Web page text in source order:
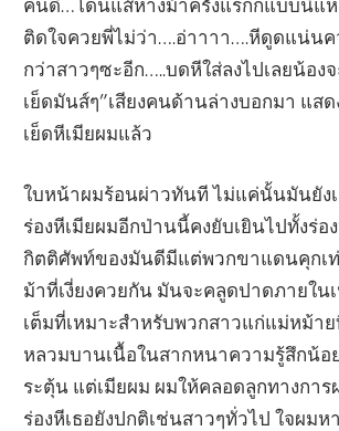
คนดี…โดนแส้หางม้าครั้งแรกก็แบบนี้แห
ติดใจควยพี่ไม่ว่า….อ่าาาา….หีดูดแน่นค
กว่าสาวๆซะอีก…..บดหีใส่ลงไปเลยน้อง
เย็ดมันส์ๆ”เสียงคนด้านล่างบอกมา แส
เย็ดหีเมียผมแล้ว
ใบหน้าผมร้อนผ่าวทันที ไม่แค่นั้นมันยัง
ร่องหีเมียผมอีกป่านนี้คงยับเยินไปทั้งร่อ
กิตติศัพท์ของมันดีมีแต่พวกขาแดนคุกเ
ม้าที่เงี่ยงควยกัน มันจะคลูดปาดภายใน
เต็มที่เหมาะสำหรับพวกสาวแก่แม่หม้า
หลวมบานเนื้อในสากหนาความรู้สึกน้อ
ระตุ้น แต่เมียผม ผมให้คลอดลูกทางกา
ร่องหีเธอยังปกติเช่นสาวๆทั่วไป ใจผมห